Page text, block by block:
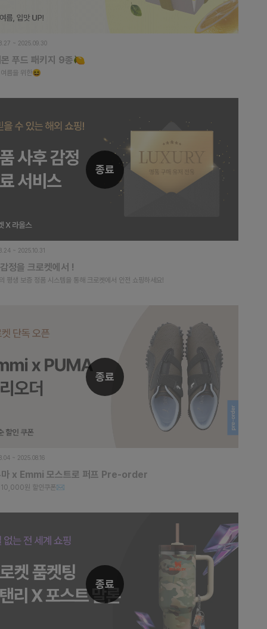
~ 2025.09.30
푸드 패키지 9종🍋
름을 위한😆
종료
~ 2025.10.31
정을 크로켓에서 !
평생 보증 정품 시스템을 통해 크로켓에서 안전 쇼핑하세요!
종료
~ 2025.08.16
x Emmi 모스트로 퍼프 Pre-order
10,000원 할인쿠폰✉️
종료